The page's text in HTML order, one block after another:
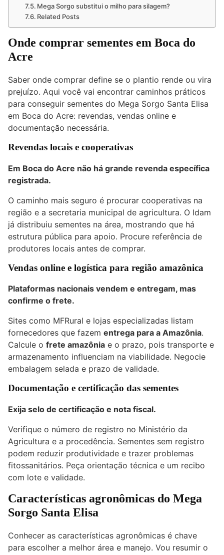
Mega Sorgo substitui o milho para silagem?
Related Posts
Onde comprar sementes em Boca do
Acre
Saber onde comprar define se o plantio rende ou vira
prejuízo. Aqui você vai encontrar caminhos práticos
para conseguir sementes do Mega Sorgo Santa Elisa
em Boca do Acre: revendas, vendas online e
documentação necessária.
Revendas locais e cooperativas
Em Boca do Acre não há grande revenda específica
registrada.
O caminho mais seguro é procurar cooperativas na
região e a secretaria municipal de agricultura. O Idam
já distribuiu sementes na área, mostrando que há
estrutura pública para apoio. Procure referência de
produtores locais antes de comprar.
Vendas online e logística para região amazônica
Plataformas nacionais vendem e entregam, mas
confirme o frete.
Sites como MFRural e lojas especializadas listam
fornecedores que fazem entrega para a Amazônia.
Calcule o frete amazônia e o prazo, pois transporte e
armazenamento influenciam na viabilidade. Negocie
embalagem selada e prazo de validade.
Documentação e certificação das sementes
Exija selo de certificação e nota fiscal.
Verifique o número de registro no Ministério da
Agricultura e a procedência. Sementes sem registro
podem reduzir produtividade e trazer problemas
fitossanitários. Peça orientação técnica e um recibo
com lote e validade.
Características agronômicas do Mega
Sorgo Santa Elisa
Conhecer as características agronômicas é chave
para escolher a melhor área e manejo. Vou resumir o